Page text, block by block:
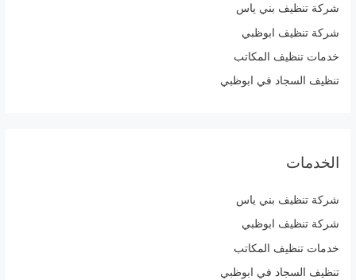
شركة تنظيف بني ياس
شركة تنظيف ابوظبي
خدمات تنظيف المكاتب
تنظيف السجاد في ابوظبي
الخدمات
شركة تنظيف بني ياس
شركة تنظيف ابوظبي
خدمات تنظيف المكاتب
تنظيف السجاد في ابوظبي